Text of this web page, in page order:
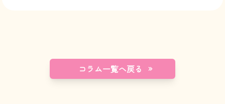
コラム一覧へ戻る